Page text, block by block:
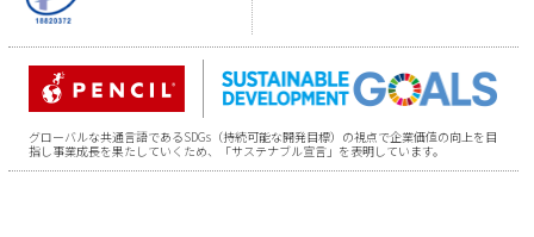
グローバルな共通言語であるSDGs（持続可能な開発目標）の視点で企業価値の向上を目
指し事業成長を果たしていくため、「サステナブル宣言」を表明しています。